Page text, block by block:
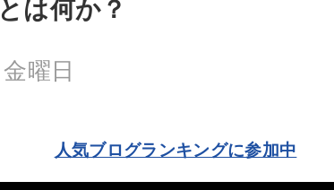
は何か？
曜日
人気ブログランキングに参加中